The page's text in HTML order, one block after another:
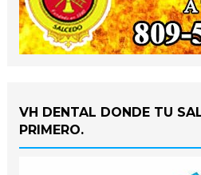
VH DENTAL DONDE TU
PRIMERO.